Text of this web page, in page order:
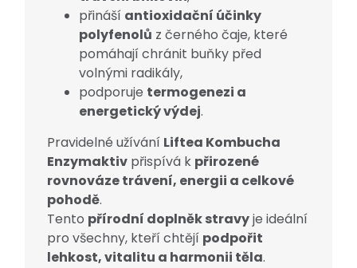
přináší antioxidační účinky
polyfenolů z černého čaje, které
pomáhají chránit buňky před
volnými radikály,
podporuje termogenezi a
energetický výdej.
Pravidelné užívání Liftea Kombucha
Enzymaktiv přispívá k přirozené
rovnováze trávení, energii a celkové
pohodě.
Tento přírodní doplněk stravyje ideální
pro všechny, kteří chtějí podpořit
lehkost, vitalitu a harmonii těla.